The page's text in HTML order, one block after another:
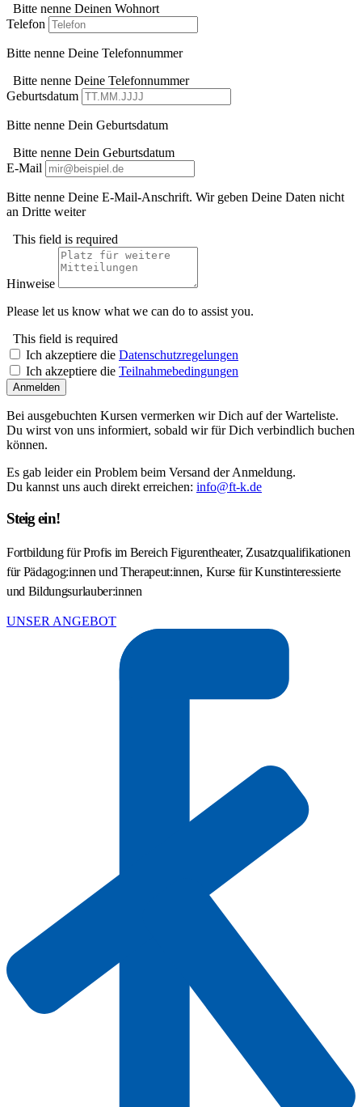
Bitte nenne Deinen Wohnort
Telefon
Bitte nenne Deine Telefonnummer
Bitte nenne Deine Telefonnummer
Geburtsdatum
Bitte nenne Dein Geburtsdatum
Bitte nenne Dein Geburtsdatum
E-Mail
Bitte nenne Deine E-Mail-Anschrift. Wir geben Deine Daten nicht
an Dritte weiter
This field is required
Hinweise
Please let us know what we can do to assist you.
This field is required
Ich akzeptiere die Datenschutzregelungen
Ich akzeptiere die Teilnahmebedingungen
Anmelden
Bei ausgebuchten Kursen vermerken wir Dich auf der Warteliste.
Du wirst von uns informiert, sobald wir für Dich verbindlich buchen
können.
Es gab leider ein Problem beim Versand der Anmeldung.
Du kannst uns auch direkt erreichen: info@ft-k.de
Steig ein!
Fortbildung für Profis im Bereich Figurentheater, Zusatzqualifikationen
für Pädagog:innen und Therapeut:innen, Kurse für Kunstinteressierte
und Bildungsurlauber:innen
UNSER ANGEBOT